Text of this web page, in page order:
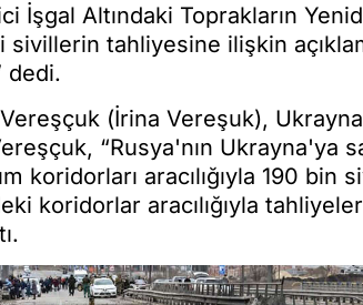
İşgal Altındaki Toprakların
sivillerin tahliyesine ilişkin
dedi.
Vereşçuk (İrina Vereşuk),
“Rusya'nın Ukrayna'ya
koridorları aracılığıyla 190 bin
koridorlar aracılığıyla